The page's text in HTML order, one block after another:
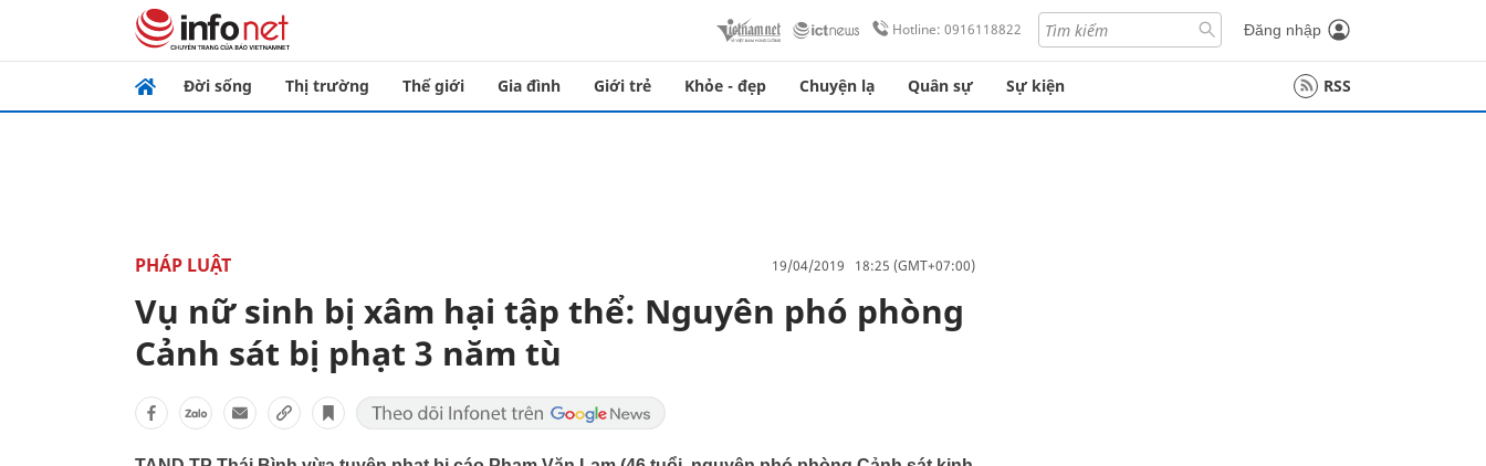
Hotline: 0916118822 Đăng nhập
Đời sống Thị trường Thế giới Gia đình Giới trẻ Khỏe - đẹp Chuyện lạ Quân sự Sự kiện RSS
PHÁP LUẬT 19/04/2019 18:25 (GMT+07:00)
Vụ nữ sinh bị xâm hại tập thể: Nguyên phó phòng
Cảnh sát bị phạt 3 năm tù